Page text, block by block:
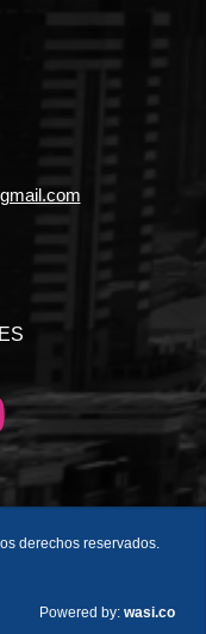
derechos reservados.
Powered by: wasi.co